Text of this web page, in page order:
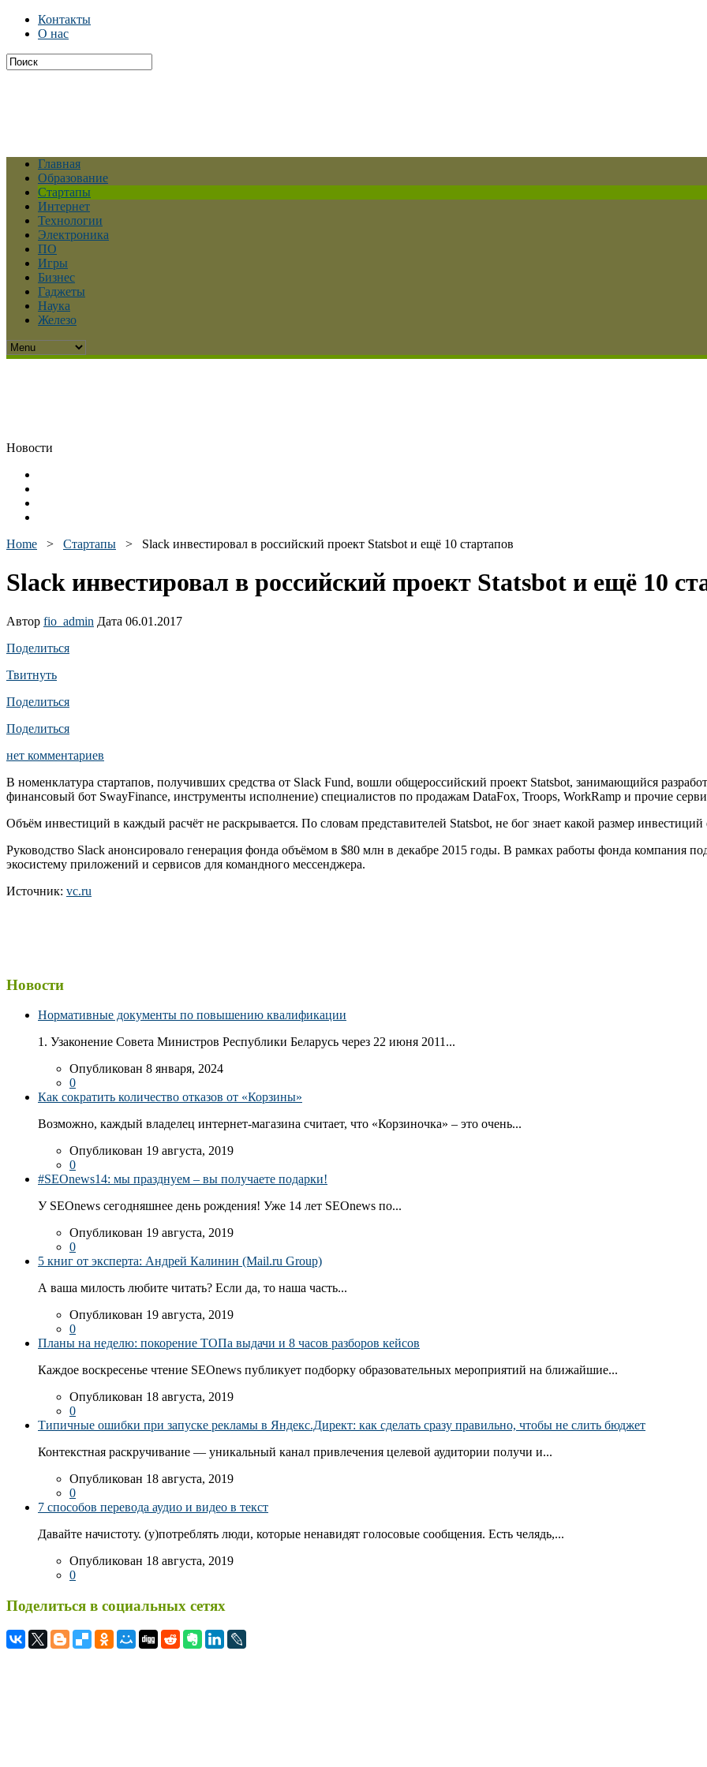
Контакты
О нас
Главная
Образование
Стартапы
Интернет
Технологии
Электроника
ПО
Игры
Бизнес
Гаджеты
Наука
Железо
Новости
Home > Стартапы > Slack инвестировал в российский проект Statsbot и ещё 10 стартапов
Slack инвестировал в российский проект Statsbot и ещё 10
Автор fio_admin Дата 06.01.2017
Поделиться
Твитнуть
Поделиться
Поделиться
нет комментариев
В номенклатура стартапов, получивших средства от Slack Fund, вошли общероссийский проект Statsbot, занимающийся
финансовый бот SwayFinance, инструменты исполнение) специалистов по продажам DataFox, Troops, WorkRamp и прочие
Объём инвестиций в каждый расчёт не раскрывается. По словам представителей Statsbot, не бог знает какой размер
Руководство Slack анонсировало генерация фонда объёмом в $80 млн в декабре 2015 годы. В рамках работы фонда компания
экосистему приложений и сервисов для командного мессенджера.
Источник: vc.ru
Новости
Нормативные документы по повышению квалификации
1. Узаконение Совета Министров Республики Беларусь через 22 июня 2011...
Опубликован 8 января, 2024
0
Как сократить количество отказов от «Корзины»
Возможно, каждый владелец интернет-магазина считает, что «Корзиночка» – это очень...
Опубликован 19 августа, 2019
0
#SEOnews14: мы празднуем – вы получаете подарки!
У SEOnews сегодняшнее день рождения! Уже 14 лет SEOnews по...
Опубликован 19 августа, 2019
0
5 книг от эксперта: Андрей Калинин (Mail.ru Group)
А ваша милость любите читать? Если да, то наша часть...
Опубликован 19 августа, 2019
0
Планы на неделю: покорение ТОПа выдачи и 8 часов разборов кейсов
Каждое воскресенье чтение SEOnews публикует подборку образовательных мероприятий на ближайшие...
Опубликован 18 августа, 2019
0
Типичные ошибки при запуске рекламы в Яндекс.Директ: как сделать сразу правильно, чтобы не слить бюджет
Контекстная раскручивание — уникальный канал привлечения целевой аудитории получи и...
Опубликован 18 августа, 2019
0
7 способов перевода аудио и видео в текст
Давайте начистоту. (у)потреблять люди, которые ненавидят голосовые сообщения. Есть челядь,...
Опубликован 18 августа, 2019
0
Поделиться в социальных сетях